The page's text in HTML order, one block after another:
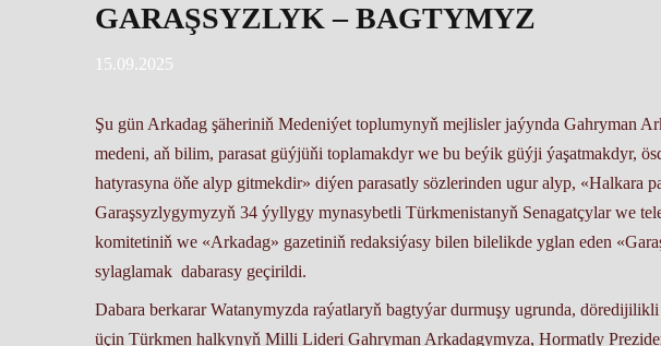
GARAŞSYZLYK – BAGTYMYZ
15.09.2025
Şu gün Arkadag şäheriniň Medeniýet toplumynyň mejlisler jaýynda Gahryman
medeni, aň bilim, parasat güýjüňi toplamakdyr we bu beýik güýji ýaşatmakdyr,
hatyrasyna öňe alyp gitmekdir» diýen parasatly sözlerinden ugur alyp, «Halkara
Garaşsyzlygymyzyň 34 ýyllygy mynasybetli Türkmenistanyň Senagatçylar we
komitetiniň we «Arkadag» gazetiniň redaksiýasy bilen bilelikde yglan eden
sylaglamak dabarasy geçirildi.
Dabara berkarar Watanymyzda raýatlaryň bagtyýar durmuşy ugrunda,
üçin Türkmen halkynyň Milli Lideri Gahryman Arkadagymyza, Hormatly